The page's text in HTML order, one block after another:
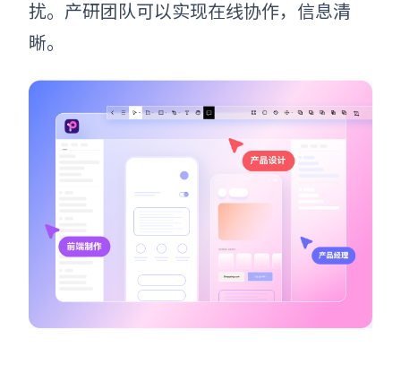
扰。 产研团队可以实现在线协作，信息清
晰。